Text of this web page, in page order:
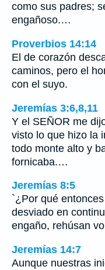
como sus padres;
engañoso.…
Proverbios 14:14
El de corazón
caminos, pero el
con el suyo.
Jeremías 3:6,8,11
Y el SEÑOR me
visto lo que hizo la
todo monte alto y
fornicaba.…
Jeremías 8:5
`¿Por qué
desviado en
engaño, rehúsan
Jeremías 14:7
Aunque nuestras